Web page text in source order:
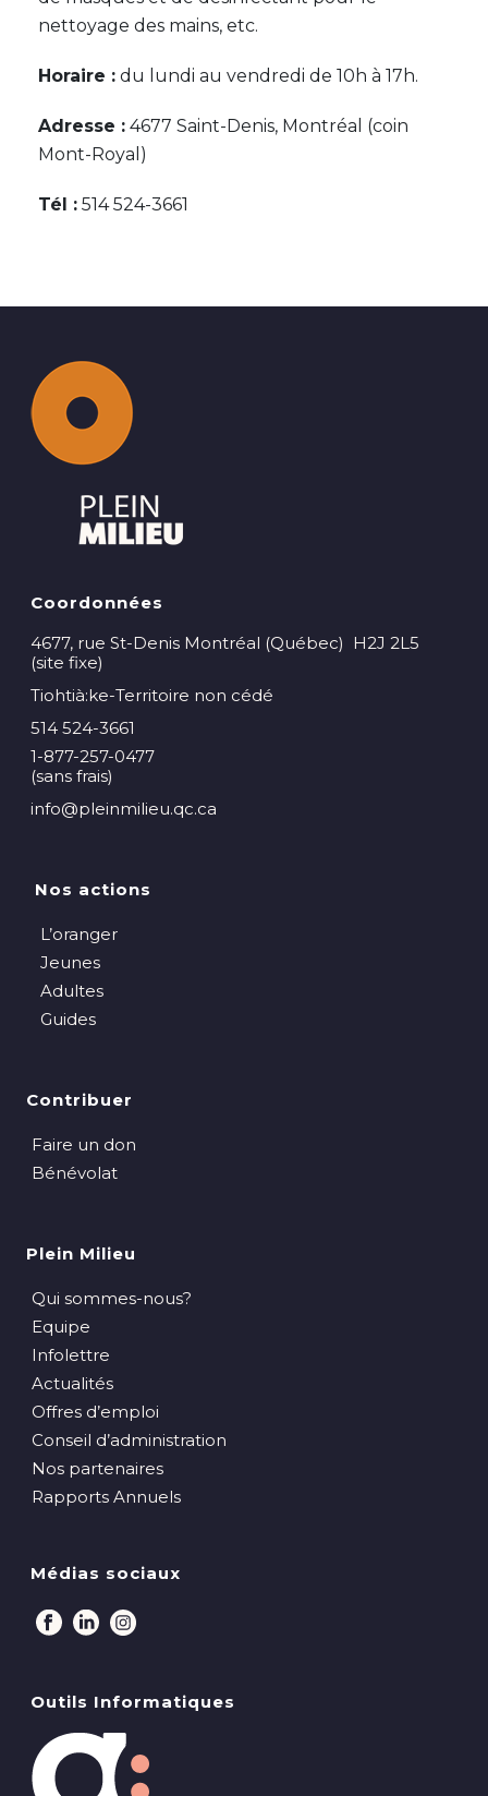
nettoyage des mains, etc.
Horaire : du lundi au vendredi de 10h à 17h.
Adresse : 4677 Saint-Denis, Montréal (coin
Mont-Royal)
Tél : 514 524-3661
Coordonnées
4677, rue St-Denis Montréal (Québec) H2J 2L5
(site fixe)
Tiohtià:ke-Territoire non cédé
514 524-3661
1-877-257-0477
(sans frais)
info@pleinmilieu.qc.ca
Nos actions
L’oranger
Jeunes
Adultes
Guides
Contribuer
Faire un don
Bénévolat
Plein Milieu
Qui sommes-nous?
Equipe
Infolettre
Actualités
Offres d’emploi
Conseil d’administration
Nos partenaires
Rapports Annuels
Médias sociaux
Outils Informatiques